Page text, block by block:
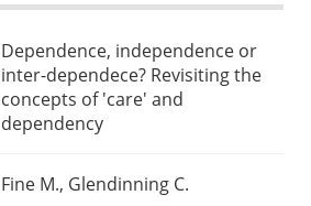
Dependence, independence or
inter-dependece? Revisiting the
concepts of 'care' and
dependency
Fine M., Glendinning C.